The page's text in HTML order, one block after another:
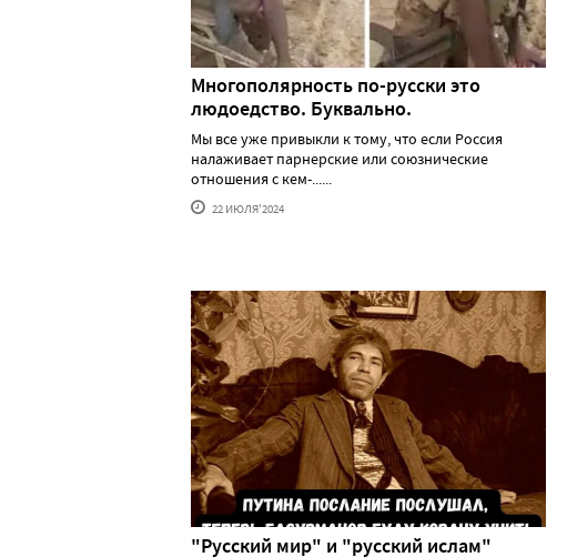
Многополярность по-русски это
людоедство. Буквально.
Мы все уже привыкли к тому, что если Россия
налаживает парнерские или союзнические
отношения с кем-......
22 ИЮЛЯ'2024
"Русский мир" и "русский ислам"